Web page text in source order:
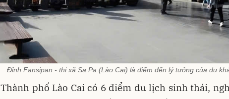
Đỉnh Fansipan - thị xã Sa Pa (Lào Cai) là điểm đến lý tưởng của du
Thành phố Lào Cai có 6 điểm du lịch sinh thái,